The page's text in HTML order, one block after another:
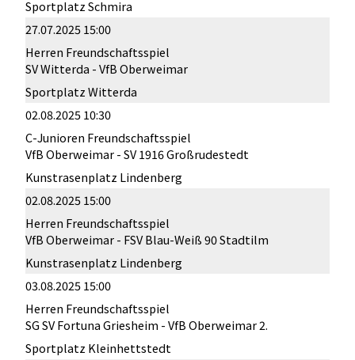
Sportplatz Schmira
27.07.2025 15:00
Herren Freundschaftsspiel
SV Witterda - VfB Oberweimar
Sportplatz Witterda
02.08.2025 10:30
C-Junioren Freundschaftsspiel
VfB Oberweimar - SV 1916 Großrudestedt
Kunstrasenplatz Lindenberg
02.08.2025 15:00
Herren Freundschaftsspiel
VfB Oberweimar - FSV Blau-Weiß 90 Stadtilm
Kunstrasenplatz Lindenberg
03.08.2025 15:00
Herren Freundschaftsspiel
SG SV Fortuna Griesheim - VfB Oberweimar 2.
Sportplatz Kleinhettstedt